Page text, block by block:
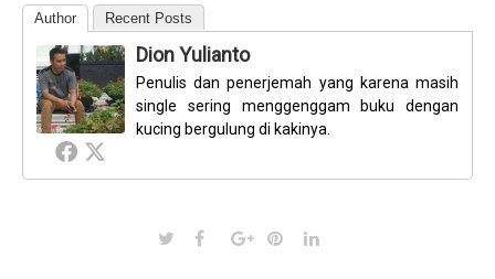
Author Recent Posts
Dion Yulianto
Penulis dan penerjemah yang karena masih
single sering menggenggam buku dengan
kucing bergulung di kakinya.